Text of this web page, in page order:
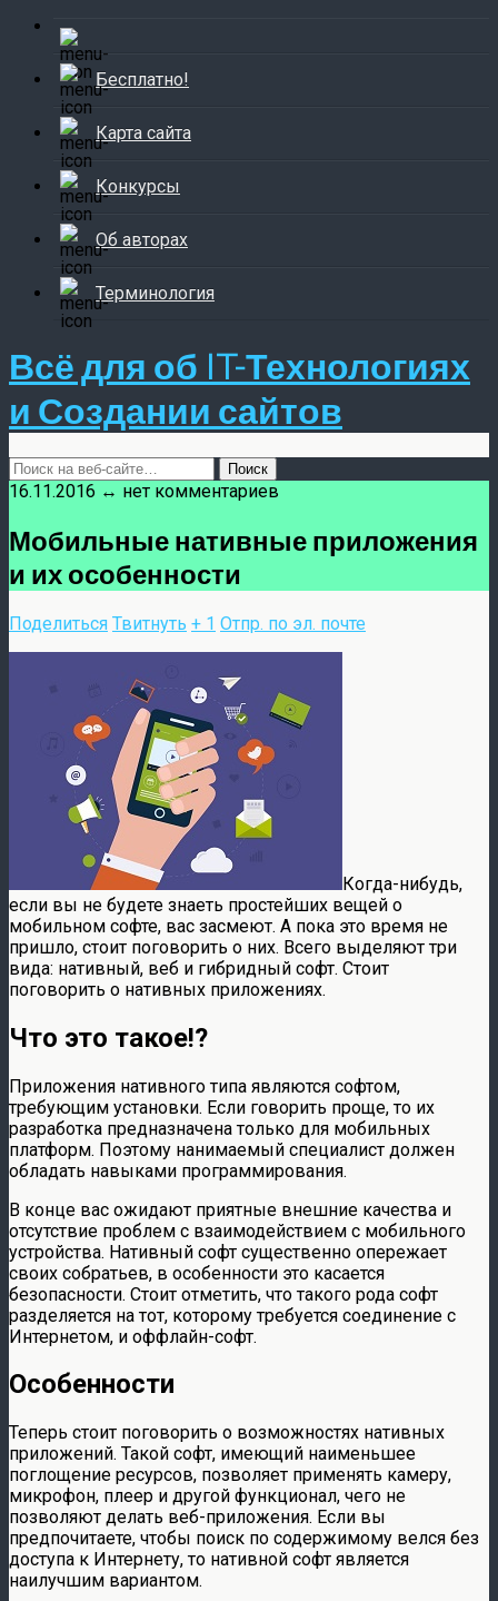
Бесплатно!
Карта сайта
Конкурсы
Об авторах
Терминология
Всё для об IT-Технологиях
и Создании сайтов
16.11.2016 ↔ нет комментариев
Мобильные нативные приложения
и их особенности
Поделиться Твитнуть + 1 Отпр. по эл. почте
Когда-нибудь,
если вы не будете знаеть простейших вещей о
мобильном софте, вас засмеют. А пока это время не
пришло, стоит поговорить о них. Всего выделяют три
вида: нативный, веб и гибридный софт. Стоит
поговорить о нативных приложениях.
Что это такое!?
Приложения нативного типа являются софтом,
требующим установки. Если говорить проще, то их
разработка предназначена только для мобильных
платформ. Поэтому нанимаемый специалист должен
обладать навыками программирования.
В конце вас ожидают приятные внешние качества и
отсутствие проблем с взаимодействием с мобильного
устройства. Нативный софт существенно опережает
своих собратьев, в особенности это касается
безопасности. Стоит отметить, что такого рода софт
разделяется на тот, которому требуется соединение с
Интернетом, и оффлайн-софт.
Особенности
Теперь стоит поговорить о возможностях нативных
приложений. Такой софт, имеющий наименьшее
поглощение ресурсов, позволяет применять камеру,
микрофон, плеер и другой функционал, чего не
позволяют делать веб-приложения. Если вы
предпочитаете, чтобы поиск по содержимому велся без
доступа к Интернету, то нативной софт является
наилучшим вариантом.